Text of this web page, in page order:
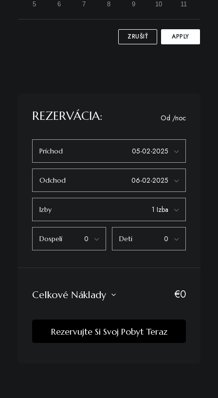
5 6 7 8 9 10 11
ZRUŠIŤ APPLY
REZERVÁCIA: Od /noc
Príchod
Odchod
Izby
Dospelí Deti
Celkové Náklady €0
Rezervujte Si Svoj Pobyt Teraz